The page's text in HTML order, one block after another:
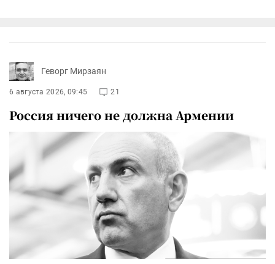
Геворг Мирзаян
6 августа 2026, 09:45 21
Россия ничего не должна Армении